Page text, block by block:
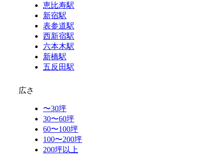
恵比寿駅
新宿駅
表参道駅
西新宿駅
六本木駅
新橋駅
五反田駅
広さ
〜30坪
30〜60坪
60〜100坪
100〜200坪
200坪以上